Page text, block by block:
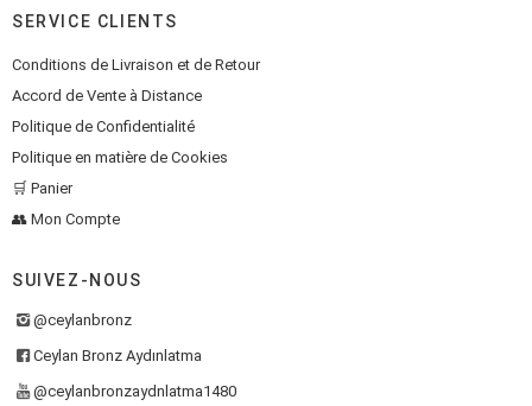
SERVICE CLIENTS
Conditions de Livraison et de Retour
Accord de Vente à Distance
Politique de Confidentialité
Politique en matière de Cookies
🛒 Panier
👥 Mon Compte
SUIVEZ-NOUS
@ceylanbronz
Ceylan Bronz Aydınlatma
@ceylanbronzaydnlatma1480